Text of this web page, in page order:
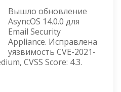
Вышло обновление
AsyncOS 14.0.0 для
Email Security
Appliance. Исправлена
уязвимость CVE-2021-
CVSS Score: 4.3.